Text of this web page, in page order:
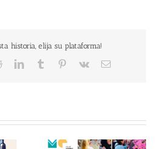
historia, elija su plataforma!
RedditLinkedInTumblr Pinterest
Vk Email